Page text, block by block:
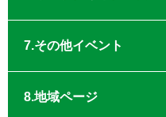
7.その他イベント
8.地域ページ